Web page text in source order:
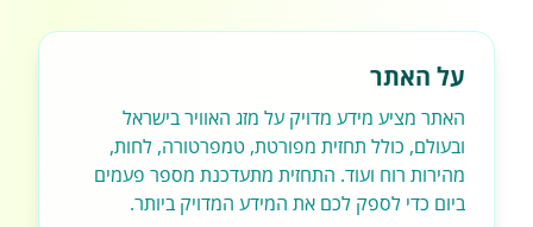
על האתר
האתר מציע מידע מדויק על מזג האוויר בישראל
ובעולם, כולל תחזית מפורטת, טמפרטורה, לחות,
מהירות רוח ועוד. התחזית מתעדכנת מספר פעמים
ביום כדי לספק לכם את המידע המדויק ביותר.